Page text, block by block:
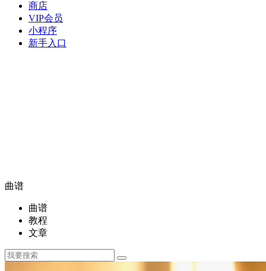
商店
VIP会员
小程序
新手入口
曲谱
曲谱
教程
文章